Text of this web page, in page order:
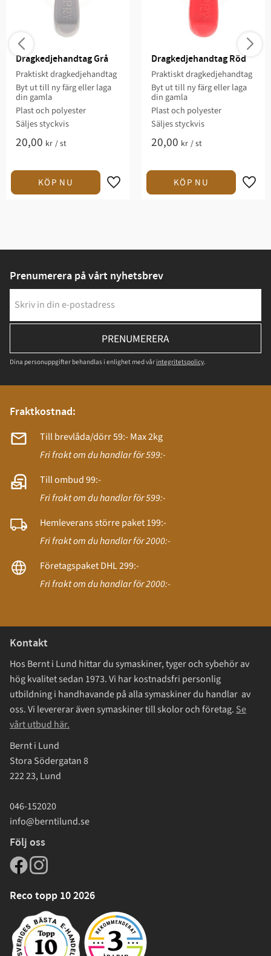
Dragkedjehandtag Grå
Praktiskt dragkedjehandtag
Byt ut till ny färg eller laga
din gamla
Plast och polyester
Säljes styckvis
20,00 kr /st
Dragkedjehandtag Röd
Praktiskt dragkedjehandtag
Byt ut till ny färg eller laga
din gamla
Plast och polyester
Säljes styckvis
20,00 kr /st
Prenumerera på vårt nyhetsbrev
PRENUMERERA
Dina personuppgifter behandlas i enlighet med vår integritetspolicy.
Fraktkostnad:
Till brevlåda/dörr 59:- Max 2kg
Fri frakt om du handlar för 599:-
Till ombud 99:-
Fri frakt om du handlar för 599:-
Hemleverans större paket 199:-
Fri frakt om du handlar för 2000:-
Företagspaket DHL 299:-
Fri frakt om du handlar för 2000:-
Kontakt
Hos Bernt i Lund hittar du symaskiner, tyger och sybehör av
hög kvalitet sedan 1973. Vi har kostnadsfri personlig
utbildning i handhavande på alla symaskiner du handlar av
oss. Vi levererar även symaskiner till skolor och företag. Se
vårt utbud här.
Bernt i Lund
Stora Södergatan 8
222 23, Lund
046-152020
info@berntilund.se
Följ oss
Reco topp 10 2026